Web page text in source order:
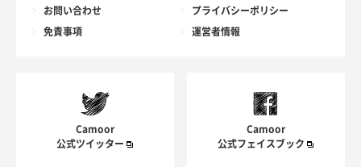
お問い合わせ プライバシーポリシー
免責事項 運営者情報
Camoor
公式ツイッター
Camoor
公式フェイスブック